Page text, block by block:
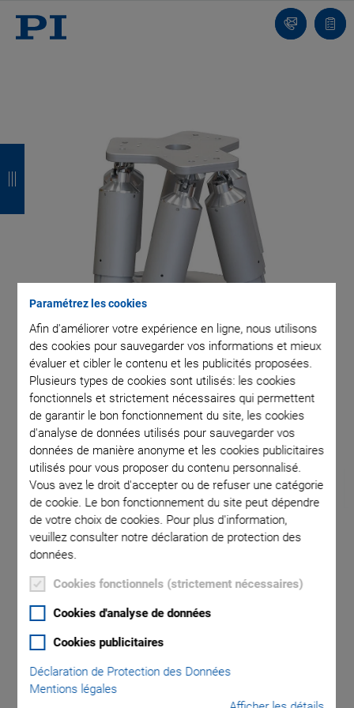
Paramétrez les cookies
Afin d'améliorer votre expérience en ligne, nous utilisons
des cookies pour sauvegarder vos informations et mieux
évaluer et cibler le contenu et les publicités proposées.
Plusieurs types de cookies sont utilisés: les cookies
fonctionnels et strictement nécessaires qui permettent
de garantir le bon fonctionnement du site, les cookies
d'analyse de données utilisés pour sauvegarder vos
données de manière anonyme et les cookies publicitaires
utilisés pour vous proposer du contenu personnalisé.
Vous avez le droit d'accepter ou de refuser une catégorie
de cookie. Le bon fonctionnement du site peut dépendre
de votre choix de cookies. Pour plus d'information,
veuillez consulter notre déclaration de protection des
données.
Cookies fonctionnels (strictement nécessaires)
Cookies d'analyse de données
Cookies publicitaires
Déclaration de Protection des Données
Mentions légales
Contact
H-820 Hexapod
Cost-Effective Hexapod
Travel range ±50 mm / ±50 mm / ±25 mm
Rotation range ±15° / ±15° / ±30°
Minimum incremental motion 5 µm / 5 µm / 5 µm
Payload 20 kg
of
r
r
r
r